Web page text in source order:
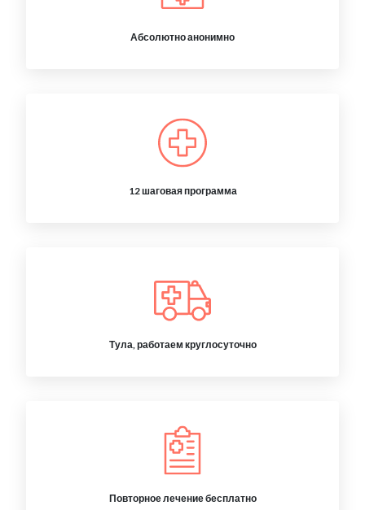
Абсолютно анонимно
12 шаговая программа
Тула, работаем круглосуточно
Повторное лечение бесплатно